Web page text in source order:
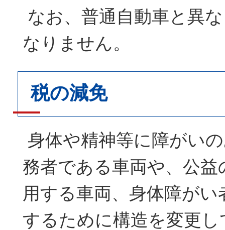
なお、普通自動車と異
なりません。
税の減免
身体や精神等に障がい
務者である車両や、公益
用する車両、身体障が
するために構造を変更